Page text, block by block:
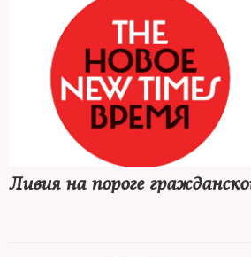
Ливия на пороге